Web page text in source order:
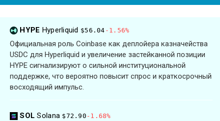
HYPE Hyperliquid $56.04 -1.56%
Официальная роль Coinbase как деплойера казначейства
USDC для Hyperliquid и увеличение застейканной позиции
HYPE сигнализируют о сильной институциональной
поддержке, что вероятно повысит спрос и краткосрочный
восходящий импульс.
SOLSolana $72.90 -1.68%